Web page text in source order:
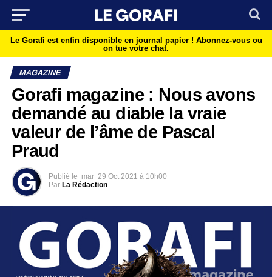
Le Gorafi est enfin disponible en journal papier ! Abonnez-vous ou
on tue votre chat.
MAGAZINE
Gorafi magazine : Nous avons
demandé au diable la vraie
valeur de l’âme de Pascal
Praud
Publié le mar 29 Oct 2021 à 10h00
Par La Rédaction